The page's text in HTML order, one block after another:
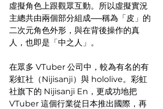
虛擬角色上跟觀眾互動。所以虛擬實況
主總共由兩個部分組成──稱為「皮」的
二次元角色外形，與在背後操作的真
人，也即是「中之人」。
在眾多 VTuber 公司中，較為有名的有
彩虹社（Nijisanji）與 hololive。彩虹
社旗下的 Nijisanji En，更成功地把
VTuber 這個行業從日本推出國際，再